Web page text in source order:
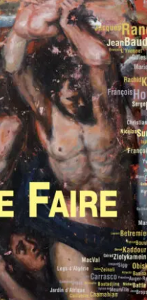
revue n°37 – Que faire